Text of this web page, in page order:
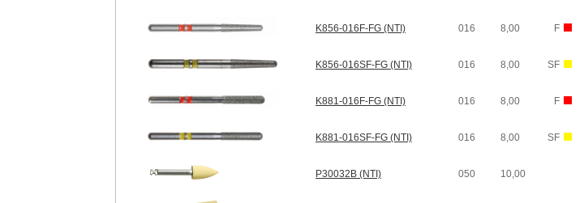
K856-016F-FG (NTI) 016 8,00 F
K856-016SF-FG (NTI) 016 8,00 SF
K881-016F-FG (NTI) 016 8,00 F
K881-016SF-FG (NTI) 016 8,00 SF
P30032B (NTI) 050 10,00